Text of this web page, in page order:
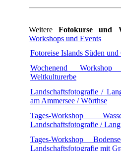
WeitereFotokurse und
Workshops und Events
Fotoreise Islands Süden
Wochenend
Weltkulturerbe
Landschaftsfotografie /
am Ammersee / Wörthse
Tages-Workshop
Landschaftsfotografie /
Tages-Workshop
Landschaftsfotografie mit